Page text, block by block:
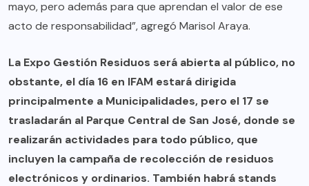
mayo, pero además para que aprendan el valor de ese
acto de responsabilidad”, agregó Marisol Araya.
La Expo Gestión Residuos será abierta al público, no
obstante, el día 16 en IFAM estará dirigida
principalmente a Municipalidades, pero el 17 se
trasladarán al Parque Central de San José, donde se
realizarán actividades para todo público, que
incluyen la campaña de recolección de residuos
electrónicos y ordinarios. También habrá stands